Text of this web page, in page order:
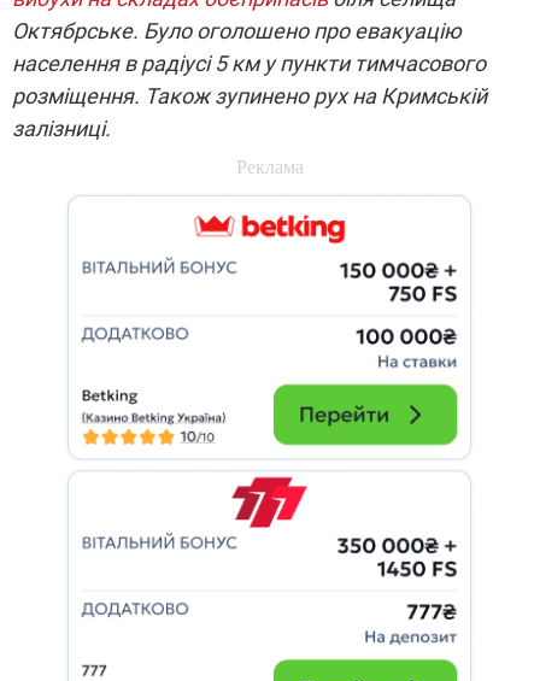
Октябрське. Було оголошено про евакуацію
населення в радіусі 5 км у пункти тимчасового
розміщення. Також зупинено рух на Кримській
залізниці.